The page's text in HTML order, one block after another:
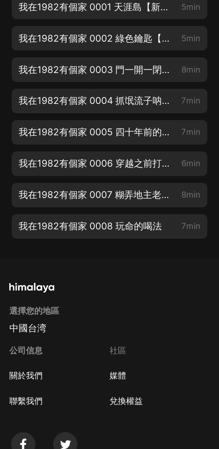
我在1982有個家 0001 天涯島【新書上架！求月票~】 5min
我在1982有個家 0002 綠色鑰匙【+主播VX：q h x s f m，參加送月票贏現金活動】 5min
我在1982有個家 0003 門一開一閉，四十年過去【求評論、點讚、月票、轉發】 8min
我在1982有個家 0004 抓氓流子呐！【+主播VX：q h x s f m，參加送月票贏現金活動】 7min
我在1982有個家 0005 四十年前的故鄉【+主播VX：q h x s f m，參加送月票贏現金活動】 7min
我在1982有個家 0006 穿越之前打開的那個房屋【月票多多，現金多多】 6min
我在1982有個家 0007 糊弄地主老財的東西【求訂閱、求轉發、求月票】 8min
我在1982有個家 0008 玩命的喝法 7min
選擇您的地區
中國台湾
公司信息
關於我們
聯繫我們
社區
媒體
兌換權益